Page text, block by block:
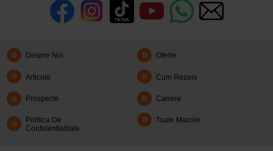
Despre Noi Oferte
Articole Cum Rezerv
Prospecte Cariere
Politica De
Confidentialitate
Toate Marcile